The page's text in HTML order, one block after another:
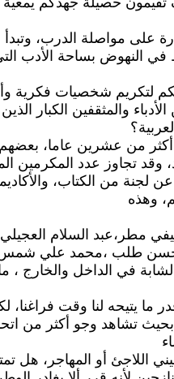
على مواصلة الدرب، وتبدأ
النهوض بساحة الأدب
لتكريم شخصيات فكرية
والمثقفين الكبار
أكثر من عشرين عاما،
تجاوز عدد المكرمين
لجنة من الكتاب،
وهذه
مطر،عبد السلام
حسن طلب ،محمد علي
في الداخل والخارج
قدر ما يتيحه لنا وقت
بحيث تشاهد وجو أكثر من
اللاجئ أو المهاجر، هل